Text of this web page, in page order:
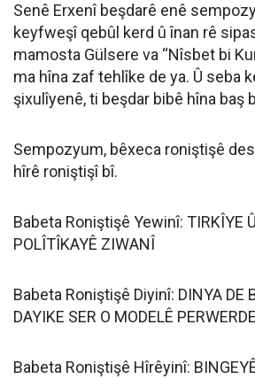
Senê Erxenî beşdarê enê
keyfweşî qebûl kerd û înan rê
mamosta Gülsere va “Nîsbet bi
ma hîna zaf tehlîke de ya. Û seba
şixulîyenê, ti beşdar bibê hîna baş
Sempozyum, bêxeca roniştişê
hîrê roniştişî bî.
Babeta Roniştişê Yewinî: TIRKÎYE
POLÎTÎKAYÊ ZIWANÎ
Babeta Roniştişê Diyinî: DINYA DE
DAYIKE SER O MODELÊ
Babeta Roniştişê Hîrêyinî: